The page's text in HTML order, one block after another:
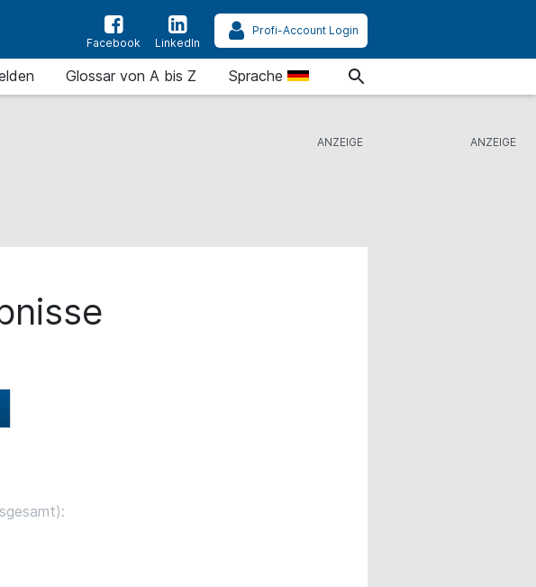
Facebook LinkedIn
Profi-Account Login
Glossar von A bis Z Sprache